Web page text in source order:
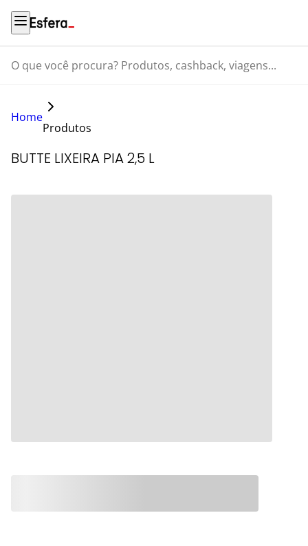
O que você procura? Produtos, cashback, viagens...
Home
Produtos
BUTTE LIXEIRA PIA 2,5 L